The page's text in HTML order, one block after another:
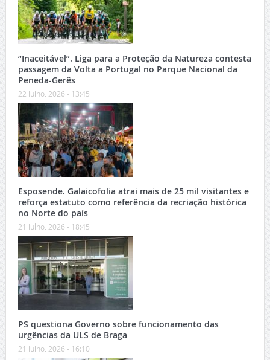
“Inaceitável”. Liga para a Proteção da Natureza contesta
passagem da Volta a Portugal no Parque Nacional da
Peneda-Gerês
22 Julho, 2026 - 13:45
Esposende. Galaicofolia atrai mais de 25 mil visitantes e
reforça estatuto como referência da recriação histórica
no Norte do país
21 Julho, 2026 - 18:45
PS questiona Governo sobre funcionamento das
urgências da ULS de Braga
21 Julho, 2026 - 16:10